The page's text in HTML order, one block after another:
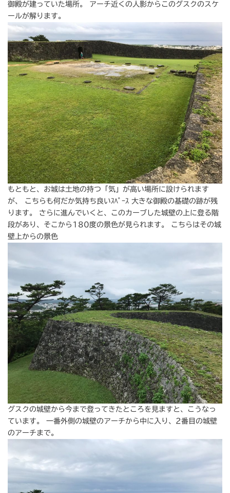
御殿が建っていた場所。 アーチ近くの人影からこのグスクのスケ
ールが解ります。
もともと、お城は土地の持つ「気」が高い場所に設けられます
が、 こちらも何だか気持ち良いｽﾍﾟｰｽ 大きな御殿の基礎の跡が残
ります。 さらに進んでいくと、このカーブした城壁の上に登る階
段があり、そこから180度の景色が見られます。 こちらはその城
壁上からの景色
グスクの城壁から今まで登ってきたところを見ますと、こうなっ
ています。 一番外側の城壁のアーチから中に入り、2番目の城壁
のアーチまで。